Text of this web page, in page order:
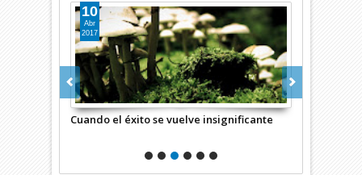
Cuando el éxito se vuelve insignificante
10
Abr
2017